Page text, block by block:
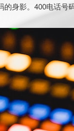
的身影。400电话号